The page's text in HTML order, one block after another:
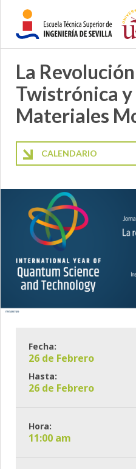
La
Twistrónica y
Materiales
Fecha:
26 de Febrero
Hasta:
26 de Febrero
Hora:
11:00 am
CALENDARIO